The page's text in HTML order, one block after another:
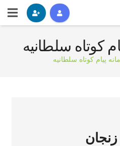
کوتاه سلطانیه
پیام کوتاه سلطانیه